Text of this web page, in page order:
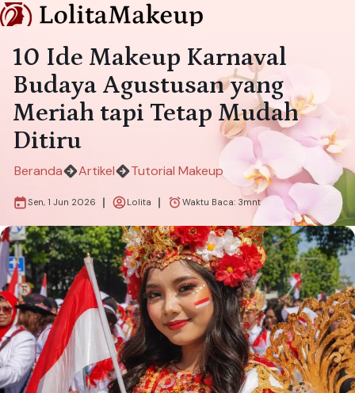
10 Ide Makeup Karnaval
Budaya Agustusan yang
Meriah tapi Tetap Mudah
Ditiru
Beranda Artikel Tutorial Makeup
Sen, 1 Jun 2026 Lolita Waktu Baca: 3mnt